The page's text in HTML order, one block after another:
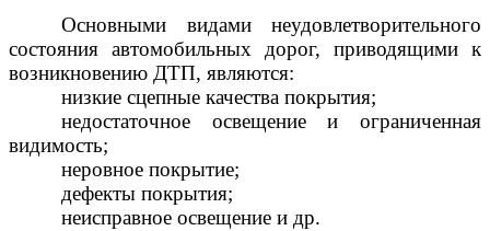
Основными видами неудовлетворительного
состояния автомобильных дорог, приводящими к
возникновению ДТП, являются:
низкие сцепные качества покрытия;
недостаточное освещение и ограниченная
видимость;
неровное покрытие;
дефекты покрытия;
неисправное освещение и др.